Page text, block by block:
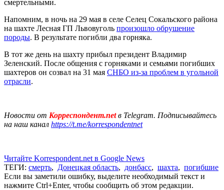
смертельными.
Напомним, в ночь на 29 мая в селе Селец Сокальского района
на шахте Лесная ГП Львовуголь произошло обрушение
породы. В результате погибли два горняка.
В тот же день на шахту прибыл президент Владимир
Зеленский. После общения с горняками и семьями погибших
шахтеров он созвал на 31 мая СНБО из-за проблем в угольной
отрасли.
Новости от Корреспондент.netв Telegram. Подписывайтесь
на наш канал https://t.me/korrespondentnet
Читайте Korrespondent.net в Google News
ТЕГИ: смерть, Донецкая область, донбасс, шахта, погибшие
Если вы заметили ошибку, выделите необходимый текст и
нажмите Ctrl+Enter, чтобы сообщить об этом редакции.